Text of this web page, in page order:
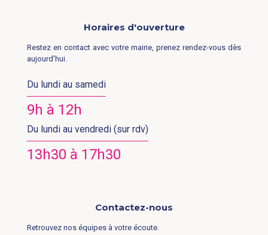
Horaires d'ouverture
Restez en contact avec votre mairie, prenez rendez-vous dès
aujourd'hui.
Du lundi au samedi
9h à 12h
Du lundi au vendredi (sur rdv)
13h30 à 17h30
Contactez-nous
Retrouvez nos équipes à votre écoute.